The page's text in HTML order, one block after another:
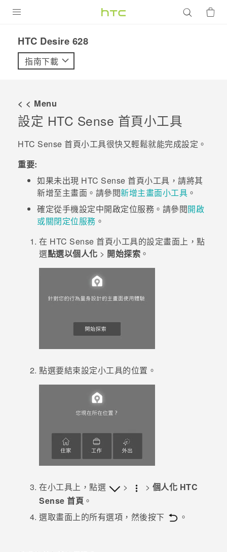
VIVE
配件
優惠專區
焦點訊息
校園專案
企業採購
銷售門市
支援服務
VIVELAND
HTC Desire 628‎
指南下載
< < Menu
設定 HTC Sense 首頁小工具
HTC Sense 首頁小工具很快又輕鬆就能完成設定。
重要:
如果未出現 HTC Sense 首頁小工具，請將其
新增至主畫面 。請參閱新增主畫面小工具 。
確定從手機設定中開啟定位服務。請參閱開啟
或關閉定位服務 。
在 HTC Sense 首頁小工具的設定畫面上，點
選點選以個人化 > 開始探索 。
點選要結束設定小工具的位置。
在小工具上，點選 > > 個人化 HTC
Sense 首頁 。
選取畫面上的所有選項，然後按下
。